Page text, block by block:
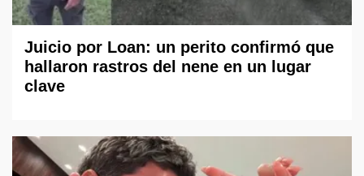
Juicio por Loan: un perito confirmó que
hallaron rastros del nene en un lugar
clave